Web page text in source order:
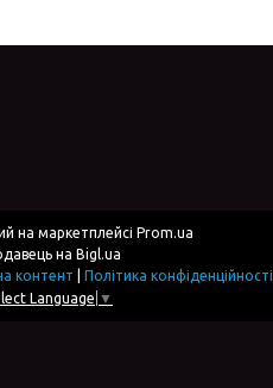
на маркетплейсі Prom.ua
на Bigl.ua
контент
Політика конфіденційності
Language ▼